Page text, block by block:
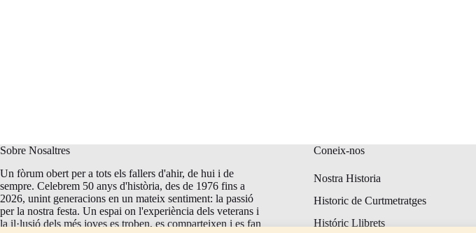
Sobre Nosaltres
Un fòrum obert per a tots els fallers d'ahir, de hui i de
sempre. Celebrem 50 anys d'història, des de 1976 fins a
2026, unint generacions en un mateix sentiment: la passió
per la nostra festa. Un espai on l'experiència dels veterans i
la il·lusió dels més joves es troben, es comparteixen i es fan
Coneix-nos
Nostra Historia
Historic de Curtmetratges
Históric Llibrets